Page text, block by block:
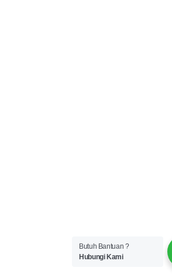
Butuh Bantuan ?
Hubungi Kami